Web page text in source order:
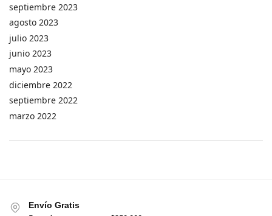
septiembre 2023
agosto 2023
julio 2023
junio 2023
mayo 2023
diciembre 2022
septiembre 2022
marzo 2022
Envío Gratis